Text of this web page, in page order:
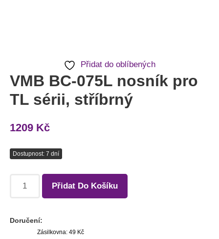
Přidat do oblíbených
VMB BC-075L nosník pro
TL sérii, stříbrný
1209 Kč
Dostupnost: 7 dní
Přidat Do Košíku
Doručení:
Zásilkovna: 49 Kč